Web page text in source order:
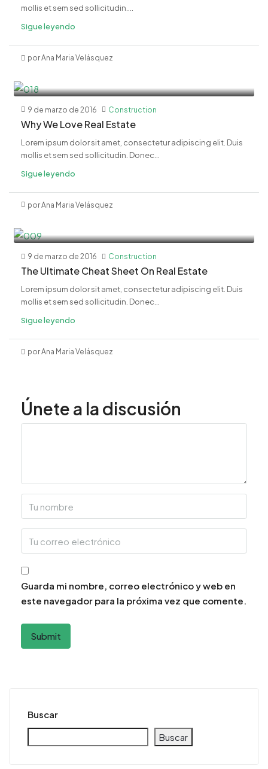
mollis et sem sed sollicitudin....
Sigue leyendo
por Ana Maria Velásquez
9 de marzo de 2016 Construction
Why We Love Real Estate
Lorem ipsum dolor sit amet, consectetur adipiscing elit. Duis
mollis et sem sed sollicitudin. Donec...
Sigue leyendo
por Ana Maria Velásquez
9 de marzo de 2016 Construction
The Ultimate Cheat Sheet On Real Estate
Lorem ipsum dolor sit amet, consectetur adipiscing elit. Duis
mollis et sem sed sollicitudin. Donec...
Sigue leyendo
por Ana Maria Velásquez
Únete a la discusión
Guarda mi nombre, correo electrónico y web en
este navegador para la próxima vez que comente.
Buscar
Buscar